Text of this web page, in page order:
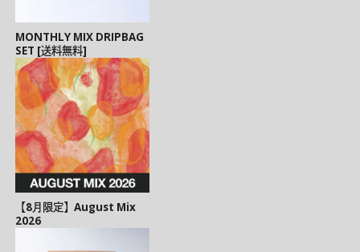
MONTHLY MIX DRIPBAG
SET [送料無料]
【8月限定】August Mix
2026